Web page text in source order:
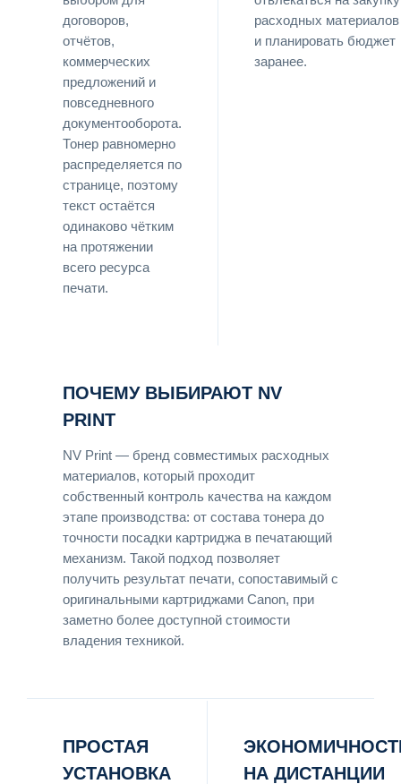
договоров,
отчётов,
коммерческих
предложений и
повседневного
документооборота.
Тонер равномерно
распределяется по
странице, поэтому
текст остаётся
одинаково чётким
на протяжении
всего ресурса
печати.
расходных материалов
и планировать бюджет
заранее.
ПОЧЕМУ ВЫБИРАЮТ NV
PRINT
NV Print — бренд совместимых расходных
материалов, который проходит
собственный контроль качества на каждом
этапе производства: от состава тонера до
точности посадки картриджа в печатающий
механизм. Такой подход позволяет
получить результат печати, сопоставимый с
оригинальными картриджами Canon, при
заметно более доступной стоимости
владения техникой.
ПРОСТАЯ
УСТАНОВКА
НА ДИСТАНЦИИ